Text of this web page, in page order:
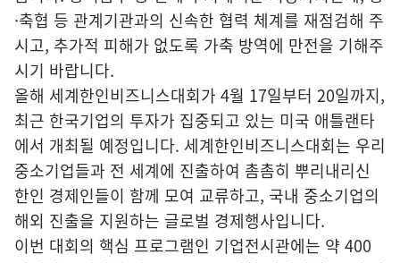
·축협 등 관계기관과의 신속한 협력 체계를 재점검해 주
시고, 추가적 피해가 없도록 가축 방역에 만전을 기해주
시기 바랍니다.
올해 세계한인비즈니스대회가 4월 17일부터 20일까지,
최근 한국기업의 투자가 집중되고 있는 미국 애틀랜타
에서 개최될 예정입니다. 세계한인비즈니스대회는 우리
중소기업들과 전 세계에 진출하여 촘촘히 뿌리내리신
한인 경제인들이 함께 모여 교류하고, 국내 중소기업의
해외 진출을 지원하는 글로벌 경제행사입니다.
이번 대회의 핵심 프로그램인 기업전시관에는 약 400